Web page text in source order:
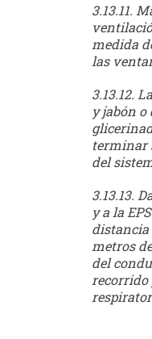
3.13.11.
medida
las
3.13.12.
y jabón
terminar
del
3.13.13.
y a la
distancia
metros
del